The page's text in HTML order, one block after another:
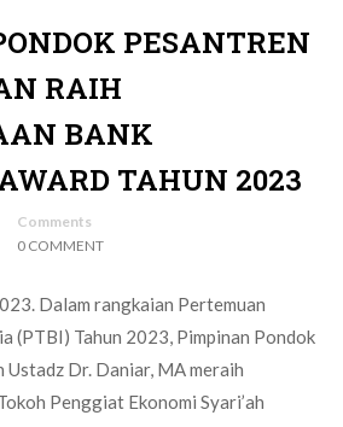
PESANTREN
RAIH
BANK
TAHUN 2023
Comments
0 COMMENT
Dalam rangkaian Pertemuan
(PTBI) Tahun 2023, Pimpinan Pondok
Ustadz Dr. Daniar, MA meraih
Penggiat Ekonomi Syari’ah